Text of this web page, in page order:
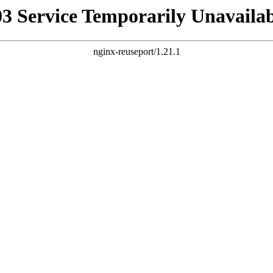
Service Temporarily
nginx-reuseport/1.21.1